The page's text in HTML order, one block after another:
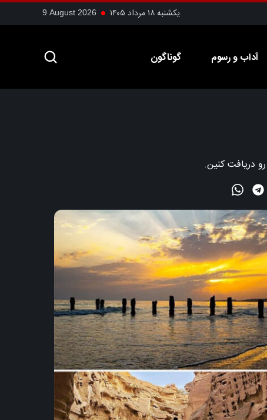
یکشنبه ۱۸ مرداد ۱۴۰۵ 9 August 2026
آداب و رسوم گوناگون
دریافت کنین.